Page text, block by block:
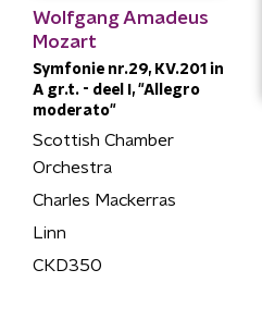
Wolfgang Amadeus
Mozart
Symfonie nr.29, KV.201 in
A gr.t. - deel I, "Allegro
moderato"
Scottish Chamber
Orchestra
Charles Mackerras
Linn
CKD350